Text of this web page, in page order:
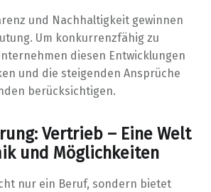
und Nachhaltigkeit gewinnen
Um konkurrenzfähig zu
diesen Entwicklungen
und die steigenden Ansprüche
berücksichtigen.
Vertrieb – Eine Welt
und Möglichkeiten
nur ein Beruf, sondern bietet